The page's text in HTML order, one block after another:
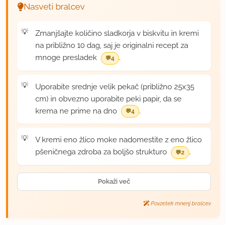
Nasveti bralcev
Zmanjšajte količino sladkorja v biskvitu in kremi
na približno 10 dag, saj je originalni recept za
mnoge presladek
4 .
Uporabite srednje velik pekač (približno 25x35
cm) in obvezno uporabite peki papir, da se
krema ne prime na dno
4 .
V kremi eno žlico moke nadomestite z eno žlico
pšeničnega zdroba za boljšo strukturo
2 .
Pokaži več
Povzetek mnenj bralcev